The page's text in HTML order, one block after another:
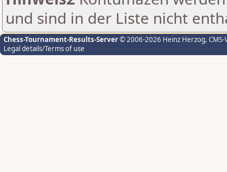
und sind in der Liste nicht
Chess-Tournament-Results-Server© 2006-2026 Heinz Herzog,
Legal details/Terms of use